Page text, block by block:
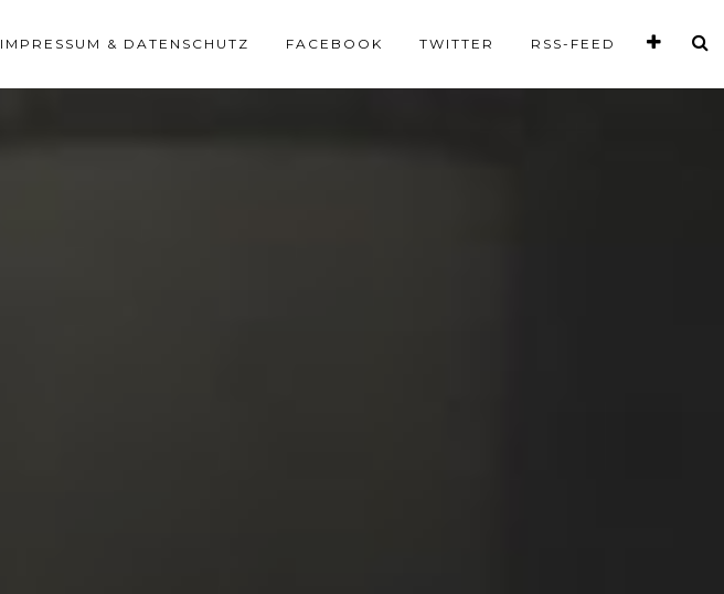
IMPRESSUM & DATENSCHUTZ FACEBOOK TWITTER RSS-FEED